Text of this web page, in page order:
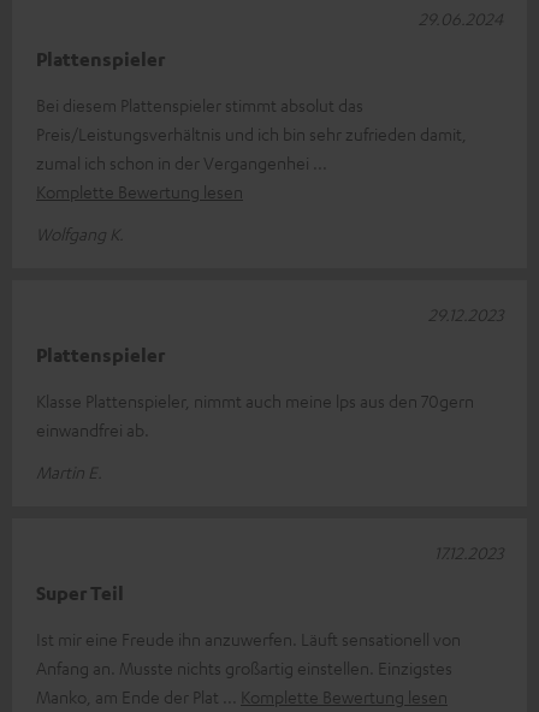
Plattenspieler
Bei diesem Plattenspieler stimmt absolut das
Preis/Leistungsverhältnis und ich bin sehr zufrieden damit,
zumal ich schon in der Vergangenhei
Komplette Bewertung lesen
Wolfgang K.
29.06.2024
Plattenspieler
Klasse Plattenspieler, nimmt auch meine lps aus den 70gern
einwandfrei ab.
Martin E.
29.12.2023
Super Teil
Ist mir eine Freude ihn anzuwerfen. Läuft sensationell von
Anfang an. Musste nichts großartig einstellen. Einzigstes
Manko, am Ende der Plat
Komplette Bewertung lesen
17.12.2023